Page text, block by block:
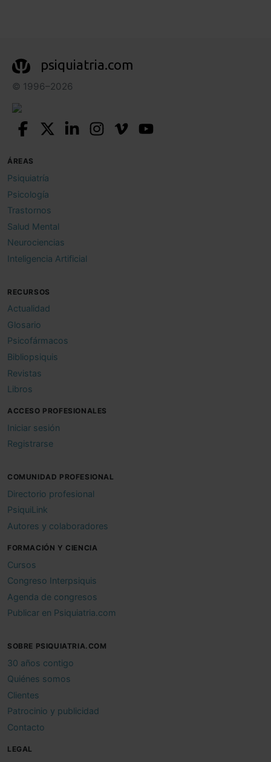
psiquiatria.com
© 1996–2026
ÁREAS
Psiquiatría
Psicología
Trastornos
Salud Mental
Neurociencias
Inteligencia Artificial
RECURSOS
Actualidad
Glosario
Psicofármacos
Bibliopsiquis
Revistas
Libros
ACCESO PROFESIONALES
Iniciar sesión
Registrarse
COMUNIDAD PROFESIONAL
Directorio profesional
PsiquiLink
Autores y colaboradores
FORMACIÓN Y CIENCIA
Cursos
Congreso Interpsiquis
Agenda de congresos
Publicar en Psiquiatria.com
SOBRE PSIQUIATRIA.COM
30 años contigo
Quiénes somos
Clientes
Patrocinio y publicidad
Contacto
LEGAL